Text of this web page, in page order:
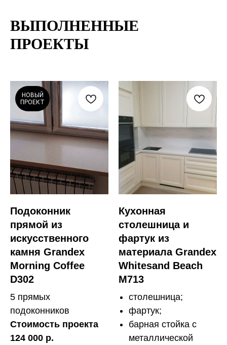
ВЫПОЛНЕННЫЕ
ПРОЕКТЫ
НОВЫЙ
ПРОЕКТ
Подоконник
прямой из
искусственного
камня Grandex
Morning Coffee
D302
5 прямых
подоконников
Стоимость проекта
124 000 р.
Кухонная
столешница и
фартук из
материала Grandex
Whitesand Beach
M713
столешница;
фартук;
барная стойка с
металлической